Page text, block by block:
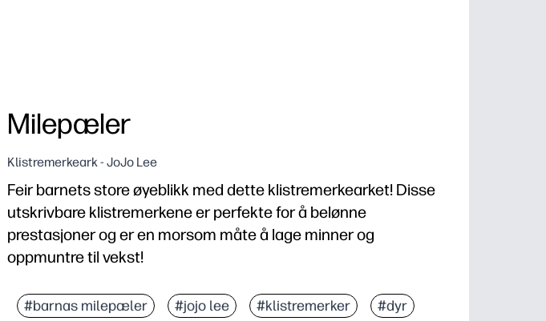
Milepæler
Klistremerkeark - JoJo Lee
Feir barnets store øyeblikk med dette klistremerkearket! Disse
utskrivbare klistremerkene er perfekte for å belønne
prestasjoner og er en morsom måte å lage minner og
oppmuntre til vekst!
#barnas milepæler #jojo lee #klistremerker #dyr